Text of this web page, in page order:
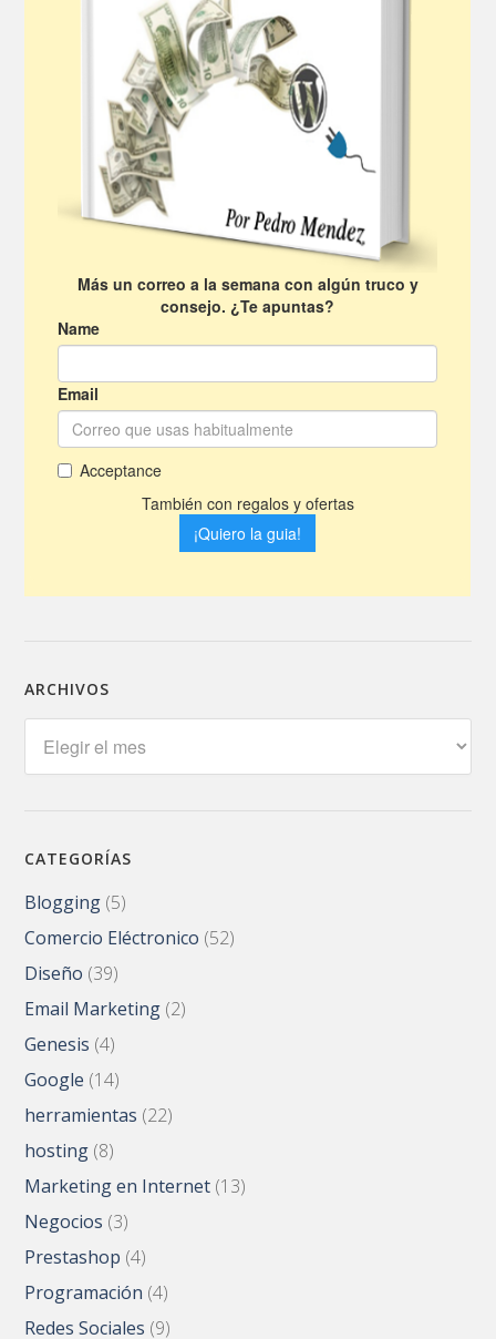
ARCHIVOS
CATEGORÍAS
Blogging (5)
Comercio Eléctronico (52)
Diseño (39)
Email Marketing (2)
Genesis (4)
Google (14)
herramientas (22)
hosting (8)
Marketing en Internet (13)
Negocios (3)
Prestashop (4)
Programación (4)
Redes Sociales (9)